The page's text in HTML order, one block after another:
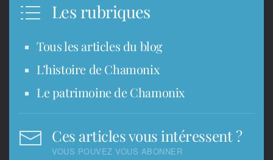
Les rubriques
Tous les articles du blog
L’histoire de Chamonix
Le patrimoine de Chamonix
Ces articles vous intéressent ?
VOUS POUVEZ VOUS ABONNER